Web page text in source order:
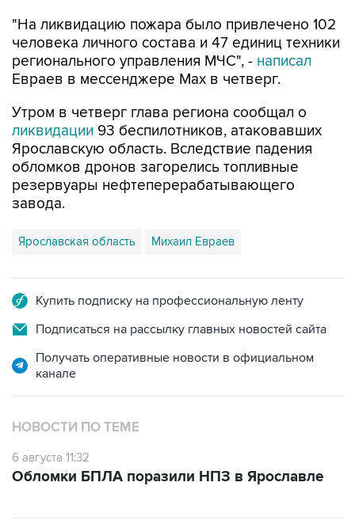
"На ликвидацию пожара было привлечено 102
человека личного состава и 47 единиц техники
регионального управления МЧС", - написал
Евраев в мессенджере Мах в четверг.
Утром в четверг глава региона сообщал о
ликвидации 93 беспилотников, атаковавших
Ярославскую область. Вследствие падения
обломков дронов загорелись топливные
резервуары нефтеперерабатывающего
завода.
Ярославская область Михаил Евраев
Купить подписку на профессиональную ленту
Подписаться на рассылку главных новостей сайта
Получать оперативные новости в официальном
канале
НОВОСТИ ПО ТЕМЕ
6 августа 11:32
Обломки БПЛА поразили НПЗ в Ярославле